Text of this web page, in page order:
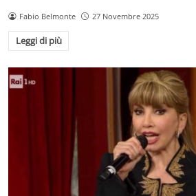
Fabio Belmonte 27 Novembre 2025
Leggi di più